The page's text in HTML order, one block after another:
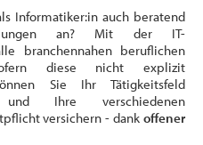
Informatiker:in auch beratend
an? Mit der IT-
branchennahen beruflichen
diese nicht explizit
Sie Ihr Tätigkeitsfeld
Ihre verschiedenen
versichern - dank offener